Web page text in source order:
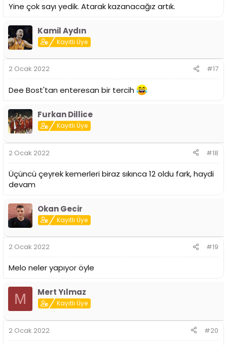
Yine çok sayı yedik. Atarak kazanacağız artık.
Kamil Aydın
Kayıtlı Üye
2 Ocak 2022 #17
Dee Bost'tan enteresan bir tercih
Furkan Dillice
Kayıtlı Üye
2 Ocak 2022 #18
Üçüncü çeyrek kemerleri biraz sıkınca 12 oldu fark, haydi
devam
Okan Gecir
Kayıtlı Üye
2 Ocak 2022 #19
Melo neler yapıyor öyle
M Mert Yılmaz
Kayıtlı Üye
2 Ocak 2022 #20